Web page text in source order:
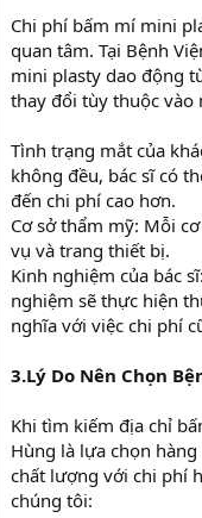
Chi phí bấm mí mini
quan tâm. Tại Bệnh
mini plasty dao động
thay đổi tùy thuộc vào
Tình trạng mắt của
không đều, bác sĩ có
đến chi phí cao hơn.
Cơ sở thẩm mỹ: Mỗi
vụ và trang thiết bị.
Kinh nghiệm của bác
nghiệm sẽ thực hiện
nghĩa với việc chi phí
3.Lý Do Nên Chọn
Khi tìm kiếm địa chỉ
Hùng là lựa chọn
chất lượng với chi phí
chúng tôi: